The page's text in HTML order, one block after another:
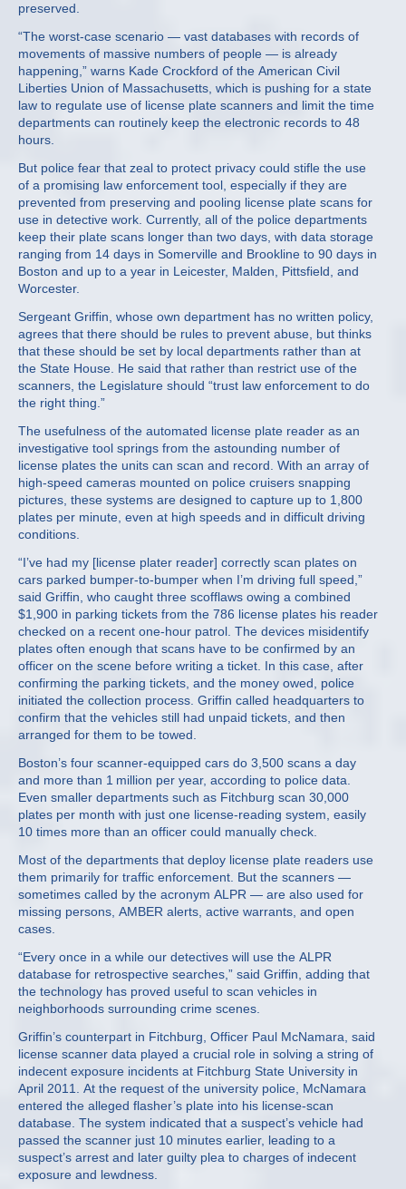
preserved.
“The worst-case scenario — vast databases with records of
movements of massive numbers of people — is already
happening,” warns Kade Crockford of the American Civil
Liberties Union of Massachusetts, which is pushing for a state
law to regulate use of license plate scanners and limit the time
departments can routinely keep the electronic records to 48
hours.
But police fear that zeal to protect privacy could stifle the use
of a promising law enforcement tool, especially if they are
prevented from preserving and pooling license plate scans for
use in detective work. Currently, all of the police departments
keep their plate scans longer than two days, with data storage
ranging from 14 days in Somerville and Brookline to 90 days in
Boston and up to a year in Leicester, Malden, Pittsfield, and
Worcester.
Sergeant Griffin, whose own department has no written policy,
agrees that there should be rules to prevent abuse, but thinks
that these should be set by local departments rather than at
the State House. He said that rather than restrict use of the
scanners, the Legislature should “trust law enforcement to do
the right thing.”
The usefulness of the automated license plate reader as an
investigative tool springs from the astounding number of
license plates the units can scan and record. With an array of
high-speed cameras mounted on police cruisers snapping
pictures, these systems are designed to capture up to 1,800
plates per minute, even at high speeds and in difficult driving
conditions.
“I’ve had my [license plater reader] correctly scan plates on
cars parked bumper-to-bumper when I’m driving full speed,”
said Griffin, who caught three scofflaws owing a combined
$1,900 in parking tickets from the 786 license plates his reader
checked on a recent one-hour patrol. The devices misidentify
plates often enough that scans have to be confirmed by an
officer on the scene before writing a ticket. In this case, after
confirming the parking tickets, and the money owed, police
initiated the collection process. Griffin called headquarters to
confirm that the vehicles still had unpaid tickets, and then
arranged for them to be towed.
Boston’s four scanner-equipped cars do 3,500 scans a day
and more than 1 million per year, according to police data.
Even smaller departments such as Fitchburg scan 30,000
plates per month with just one license-reading system, easily
10 times more than an officer could manually check.
Most of the departments that deploy license plate readers use
them primarily for traffic enforcement. But the scanners —
sometimes called by the acronym ALPR — are also used for
missing persons, AMBER alerts, active warrants, and open
cases.
“Every once in a while our detectives will use the ALPR
database for retrospective searches,” said Griffin, adding that
the technology has proved useful to scan vehicles in
neighborhoods surrounding crime scenes.
Griffin’s counterpart in Fitchburg, Officer Paul McNamara, said
license scanner data played a crucial role in solving a string of
indecent exposure incidents at Fitchburg State University in
April 2011. At the request of the university police, McNamara
entered the alleged flasher’s plate into his license-scan
database. The system indicated that a suspect’s vehicle had
passed the scanner just 10 minutes earlier, leading to a
suspect’s arrest and later guilty plea to charges of indecent
exposure and lewdness.